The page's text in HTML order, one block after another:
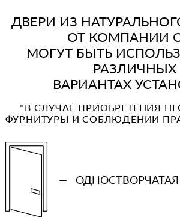
ДВЕРИ ИЗ
ОТ КОМПАНИИ
МОГУТ БЫТЬ
РАЗЛИЧНЫХ
ВАРИАНТАХ
*В СЛУЧАЕ ПРИОБРЕТЕНИЯ
ФУРНИТУРЫ И СОБЛЮДЕНИИ
—